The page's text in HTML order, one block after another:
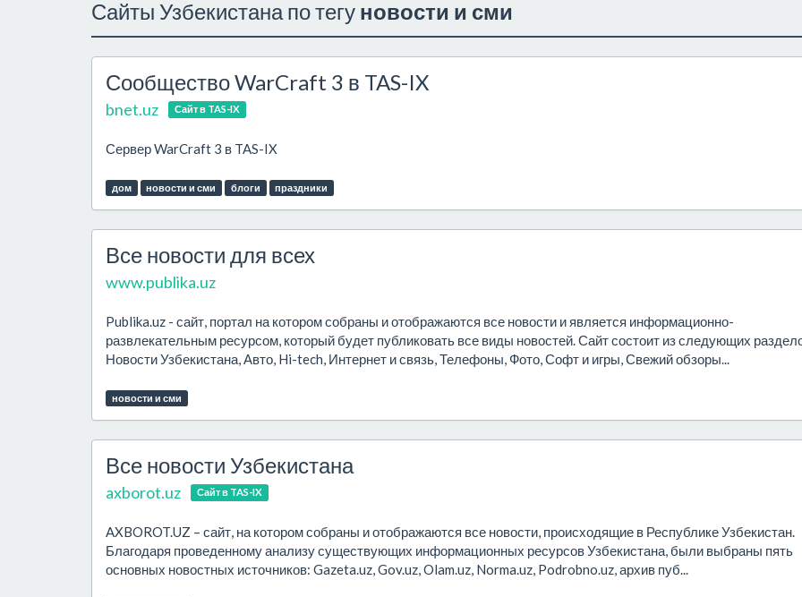
Сайты Узбекистана по тегу новости и сми
Сообщество WarCraft 3 в TAS-IX
bnet.uz Сайт в TAS-IX
Сервер WarCraft 3 в TAS-IX
дом новости и сми блоги праздники
Все новости для всех
www.publika.uz
Publika.uz - сайт, портал на котором собраны и отображаются все новости и является информационно-
развлекательным ресурсом, который будет публиковать все виды новостей. Сайт состоит из следующих
Новости Узбекистана, Авто, Hi-tech, Интернет и связь, Телефоны, Фото, Софт и игры, Свежий обзоры...
новости и сми
Все новости Узбекистана
axborot.uz Сайт в TAS-IX
AXBOROT.UZ – сайт, на котором собраны и отображаются все новости, происходящие в Республике Узбекистан.
Благодаря проведенному анализу существующих информационных ресурсов Узбекистана, были выбраны пять
основных новостных источников: Gazeta.uz, Gov.uz, Olam.uz, Norma.uz, Podrobno.uz, архив пуб...